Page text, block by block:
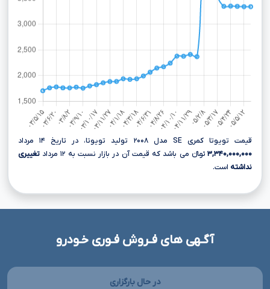
قیمت تویوتا کمری SE مدل ۲۰۰۸ تولید تویوتا، در تاریخ ۱۴ مرداد
۳,۳۴۰,۰۰۰,۰۰۰ تومانءءء می باشد که قیمت آن در بازار نسبت به ۱۲ مرداد
تغییری
نداشته است.
آگـهی های فـروش فـوری خـودرو
در حال بارگزاری